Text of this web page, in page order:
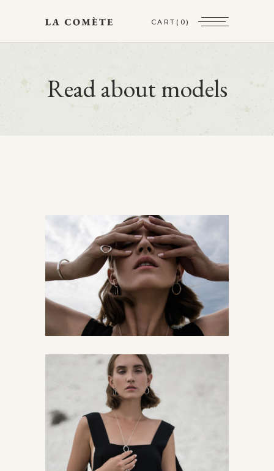
CART (0)
Read about models